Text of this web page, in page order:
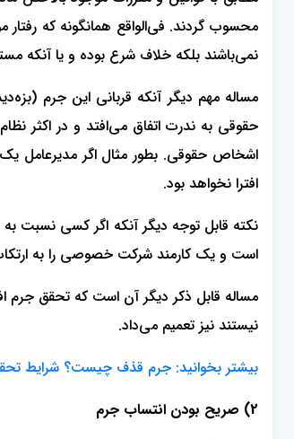
محسوب گردند. فی‌الواقع همانگونه که
نمی‌باشند بلکه خلاف شرع بوده و یا آنکه
مساله مهم دیگر آنکه قربانی این جرم
حقوقی به ندرت اتفاق می‌افتد و در اکثر
اشخاص حقوقی. بطور مثال اگر مدیرعامل یک
افترا نخواهد بود.
نکته قابل توجه دیگر آنکه اگر کسی نسبت
است و یک کارمند شرکت خصوصی را به
مساله قابل ذکر دیگر آن است که تحقق
نیستند نیز تعمیم می‌داد.
بیشتر بخوانید: جرم قذف چیست؟ شرایط
2) صریح بودن انتساب جرم